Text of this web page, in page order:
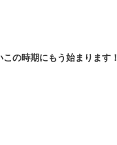
の時期にもう始まります！